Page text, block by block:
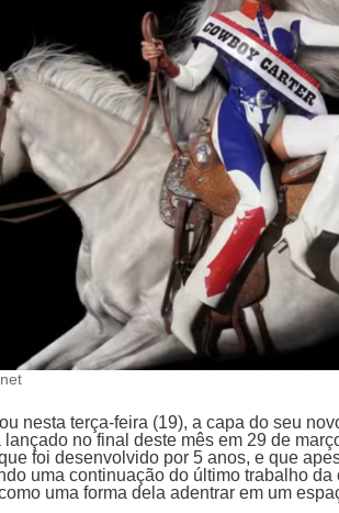
nesta terça-feira (19), a capa do seu
no final deste mês em 29 de
foi desenvolvido por 5 anos, e que
uma continuação do último trabalho da
uma forma dela adentrar em um